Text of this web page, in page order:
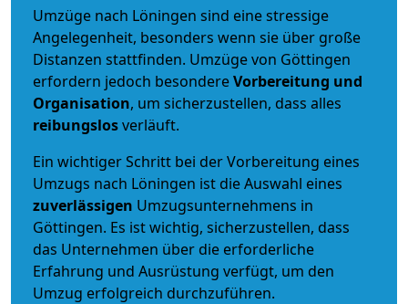
Umzüge nach Löningen sind eine stressige
Angelegenheit, besonders wenn sie über große
Distanzen stattfinden. Umzüge von Göttingen
erfordern jedoch besondereVorbereitung und
Organisation, um sicherzustellen, dass alles
reibungslosverläuft.
Ein wichtiger Schritt bei der Vorbereitung eines
Umzugs nach Löningen ist die Auswahl eines
zuverlässigen Umzugsunternehmens in
Göttingen. Es ist wichtig, sicherzustellen, dass
das Unternehmen über die erforderliche
Erfahrung und Ausrüstung verfügt, um den
Umzug erfolgreich durchzuführen.